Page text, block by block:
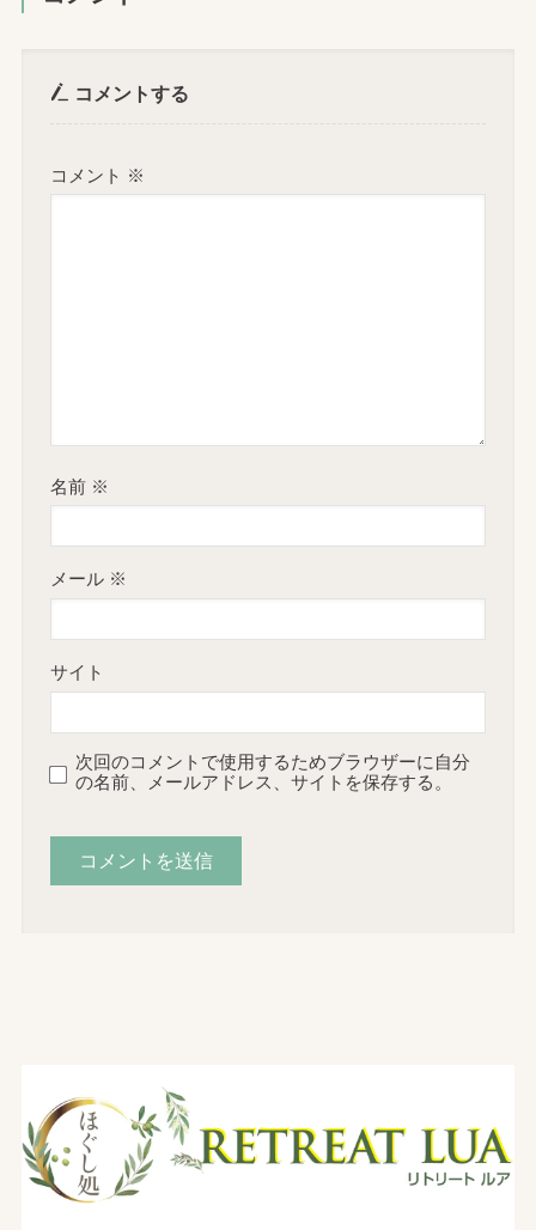
コメントする
コメント ※
名前 ※
メール ※
サイト
次回のコメントで使用するためブラウザーに自分
の名前、メールアドレス、サイトを保存する。